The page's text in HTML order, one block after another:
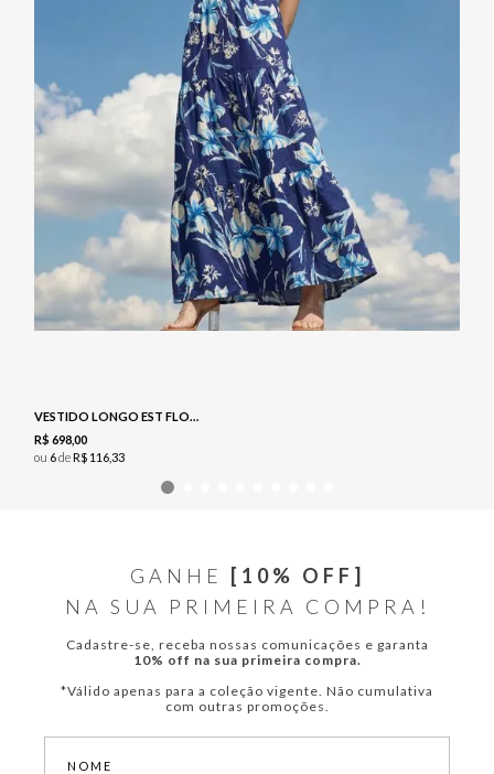
VESTIDO LONGO EST FLORAL - NAVY
R$ 69800
ou 6deR$ 11633
GANHE
[10% OFF]
NA SUA PRIMEIRA COMPRA!
Cadastre-se, receba nossas comunicações e garanta
10% off na sua primeira compra.
*Válido apenas para a coleção vigente. Não cumulativa
com outras promoções.